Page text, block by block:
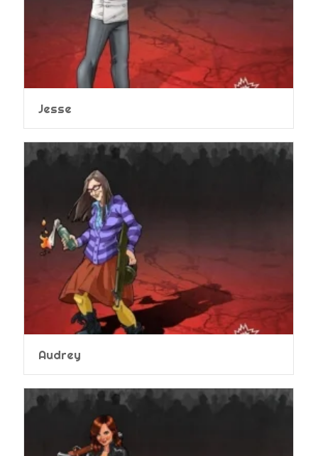
Jesse
Audrey